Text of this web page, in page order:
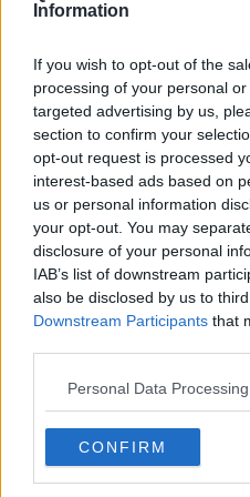
Information
If you wish to opt-out of the
processing of your personal
targeted advertising by us,
section to confirm your
opt-out request is processed
interest-based ads based on
us or personal information
your opt-out. You may
disclosure of your personal
IAB’s list of downstream
also be disclosed by us to
Downstream Participants that
Personal Data
CONFIRM
ma con notevoli capacità di
Nel corso della giornata
potuto
visitare il centro di
e sperimentare i visori 3D di
proseguita con le attività di “
famiglie degli alunni.Quindi, a
bordo della barca a vela per
attrezzature di cui è dotata
conoscenza del kayak che ha
In entrambi i casi hanno
cultura del mare. Infine, le
conoscere il percorso botanico
Arcipelago Toscano.
Nel progetto sono state previste
piantumazione di essenze
amicizia e rispetto della Natura,
previsto l’utilizzo solo di
nell’idea di ridurre i rifiuti a
sono stati formati dai nuclei